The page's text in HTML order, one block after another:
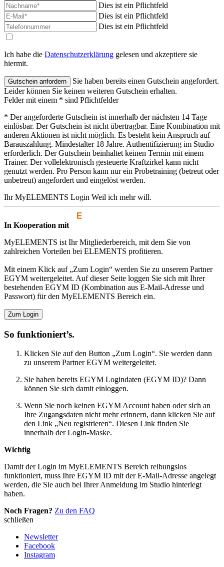
Dies ist ein Pflichtfeld
Dies ist ein Pflichtfeld
Dies ist ein Pflichtfeld
Ich habe die Datenschutzerklärung gelesen und akzeptiere sie
hiermit.
Sie haben bereits einen Gutschein angefordert.
Leider können Sie keinen weiteren Gutschein erhalten.
Felder mit einem * sind Pflichtfelder
* Der angeforderte Gutschein ist innerhalb der nächsten 14 Tage
einlösbar. Der Gutschein ist nicht übertragbar. Eine Kombination mit
anderen Aktionen ist nicht möglich. Es besteht kein Anspruch auf
Barauszahlung. Mindestalter 18 Jahre. Authentifizierung im Studio
erforderlich. Der Gutschein beinhaltet keinen Termin mit einem
Trainer. Der vollelektronisch gesteuerte Kraftzirkel kann nicht
genutzt werden. Pro Person kann nur ein Probetraining (betreut oder
unbetreut) angefordert und eingelöst werden.
Ihr MyELEMENTS Login Weil ich mehr will.
In Kooperation mit
MyELEMENTS ist Ihr Mitgliederbereich, mit dem Sie von
zahlreichen Vorteilen bei ELEMENTS profitieren.
Mit einem Klick auf „Zum Login“ werden Sie zu unserem Partner
EGYM weitergeleitet. Auf dieser Seite loggen Sie sich mit Ihrer
bestehenden EGYM ID (Kombination aus E-Mail-Adresse und
Passwort) für den MyELEMENTS Bereich ein.
Zum Login
So funktioniert’s.
Klicken Sie auf den Button „Zum Login“. Sie werden dann
zu unserem Partner EGYM weitergeleitet.
Sie haben bereits EGYM Logindaten (EGYM ID)? Dann
können Sie sich damit einloggen.
Wenn Sie noch keinen EGYM Account haben oder sich an
Ihre Zugangsdaten nicht mehr erinnern, dann klicken Sie auf
den Link „Neu registrieren“. Diesen Link finden Sie
innerhalb der Login-Maske.
Wichtig
Damit der Login im MyELEMENTS Bereich reibungslos
funktioniert, muss Ihre EGYM ID mit der E-Mail-Adresse angelegt
werden, die Sie auch bei Ihrer Anmeldung im Studio hinterlegt
haben.
Noch Fragen? Zu den FAQ
schließen
Newsletter
Facebook
Instagram